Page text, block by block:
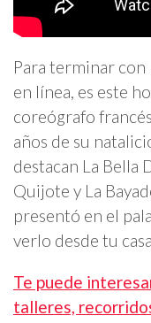
Para terminar con
en línea, es este
coreógrafo
años de su
destacan La Bella
Quijote y La
presentó en el
verlo desde tu
Te puede
talleres,